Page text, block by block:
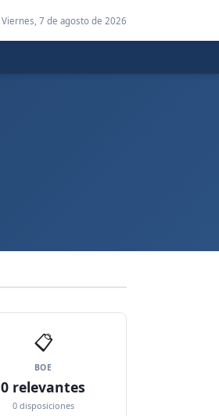
Viernes, 7 de agosto de 2026
📋
BOE
0 relevantes
0 disposiciones